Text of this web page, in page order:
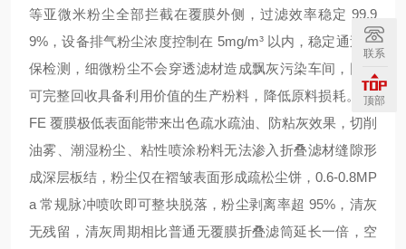
等亚微米粉尘全部拦截在覆膜外侧，过滤效率稳定 99.9
9%，设备排气粉尘浓度控制在 5mg/m³ 以内，稳定通过环
保检测，细微粉尘不会穿透滤材造成飘灰污染车间，同时
可完整回收具备利用价值的生产粉料，降低原料损耗。PT
FE 覆膜极低表面能带来出色疏水疏油、防粘灰效果，切削
油雾、潮湿粉尘、粘性喷涂粉料无法渗入折叠滤材缝隙形
成深层板结，粉尘仅在褶皱表面形成疏松尘饼，0.6-0.8MP
a 常规脉冲喷吹即可整块脱落，粉尘剥离率超 95%，清灰
无残留，清灰周期相比普通无覆膜折叠滤筒延长一倍，空
联系
顶部